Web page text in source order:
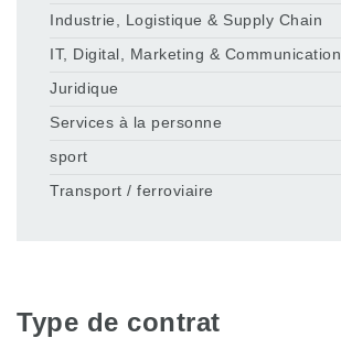
Industrie, Logistique & Supply Chain
IT, Digital, Marketing & Communication
Juridique
Services à la personne
sport
Transport / ferroviaire
Type de contrat